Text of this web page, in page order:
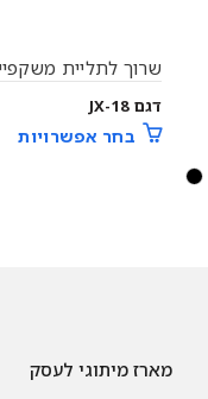
שרוך לתליית
דגם JX-18
בחר אפשרויות
מארז מיתוגי לעסק